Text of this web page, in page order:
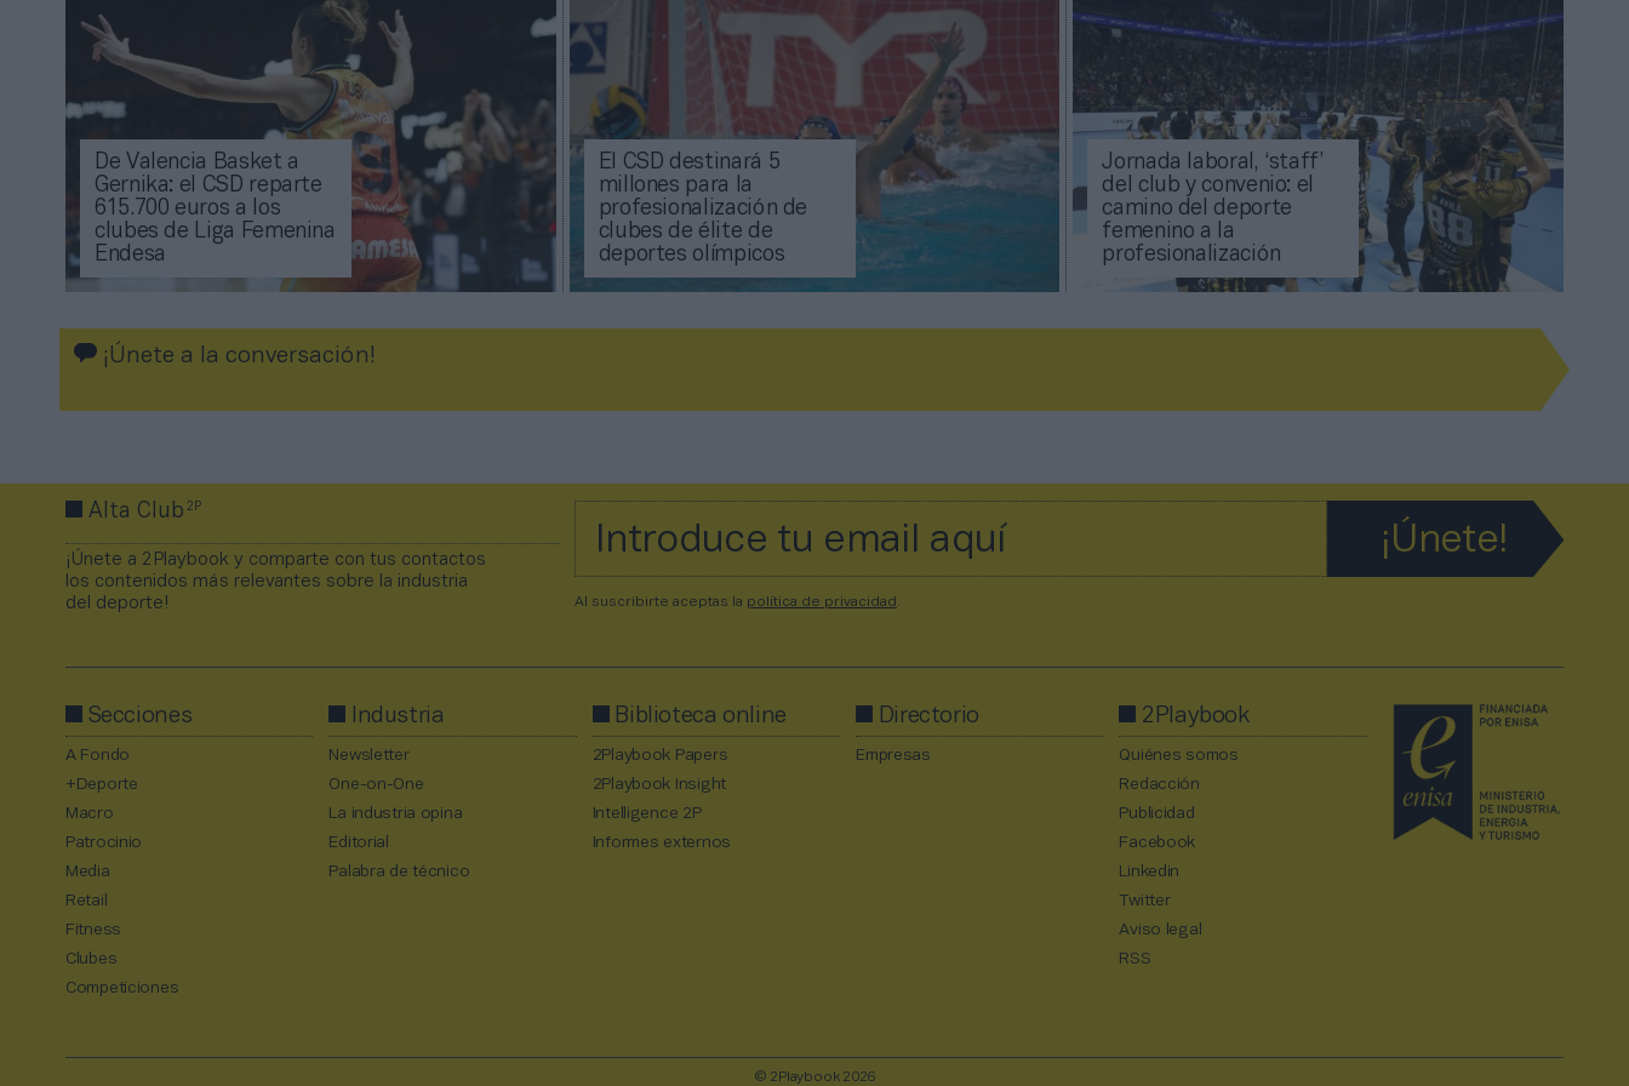
De Valencia Basket a
Gernika: el CSD reparte
615.700 euros a los
clubes de Liga Femenina
Endesa
El CSD destinará 5
millones para la
profesionalización de
clubes de élite de
deportes olímpicos
Jornada laboral, ‘staff’
del club y convenio: el
camino del deporte
femenino a la
profesionalización
¡Únete a la conversación!
Alta Club2P
¡Únete a 2Playbook y comparte con tus contactos
los contenidos más relevantes sobre la industria
del deporte!
Al suscribirte aceptas la política de privacidad
Secciones
A Fondo
+Deporte
Macro
Patrocinio
Media
Retail
Fitness
Clubes
Competiciones
Industria
Newsletter
One-on-One
La industria opina
Editorial
Palabra de técnico
Biblioteca online
2Playbook Papers
2Playbook Insight
Intelligence 2P
Informes externos
Directorio
Empresas
2Playbook
Quiénes somos
Redacción
Publicidad
Facebook
Linkedin
Twitter
Aviso legal
RSS
© 2Playbook 2026